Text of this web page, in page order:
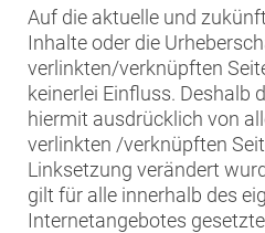
Auf die aktuelle und
Inhalte oder die
verlinkten/verknüpften
keinerlei Einfluss. Deshalb
hiermit ausdrücklich von
verlinkten /verknüpften
Linksetzung verändert
gilt für alle innerhalb des
Internetangebotes